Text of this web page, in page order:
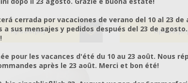
Αν θα χρησιμοποιήσετε στη
αστάρι που χρειάζεστε.
με χημικούς διαλύτες. Δε
με νερό.
χρώματα. Αν θα
είναι το αστάρι που
Συνδυάζεται με
cerrada por vacaciones de verano del 10 al 23 de
a sus mensajes y pedidos después del 23 de
pour les vacances d'été du 10 au 23 août. Nous
après le 23 août. Merci et bon été!